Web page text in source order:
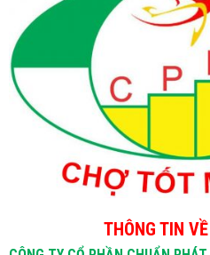
THÔNG TIN